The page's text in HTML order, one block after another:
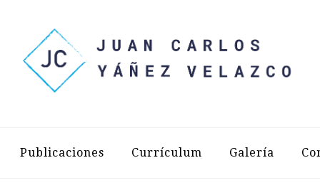
YÁÑEZ
Publicaciones Currículum Galería